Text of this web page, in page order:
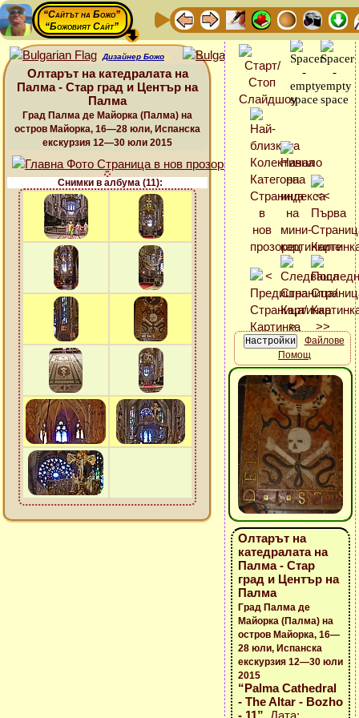
“Сайтът на Божо”
“Божовият Сайт”
Дизайнер Божо
Олтарът на катедралата на
Палма - Стар град и Център на
Палма
Град Палма де Майорка (Палма) на
остров Майорка, 16—28 юли, Испанска
екскурзия 12—30 юли 2015
Снимки в албума (11):
Файлове
Помощ
Олтарът на
катедралата на
Палма - Стар
град и Център на
Палма
Град Палма де
Майорка (Палма) на
остров Майорка, 16—
28 юли, Испанска
екскурзия 12—30 юли
2015
“Palma Cathedral
- The Altar - Bozho
- 11” , Дата: